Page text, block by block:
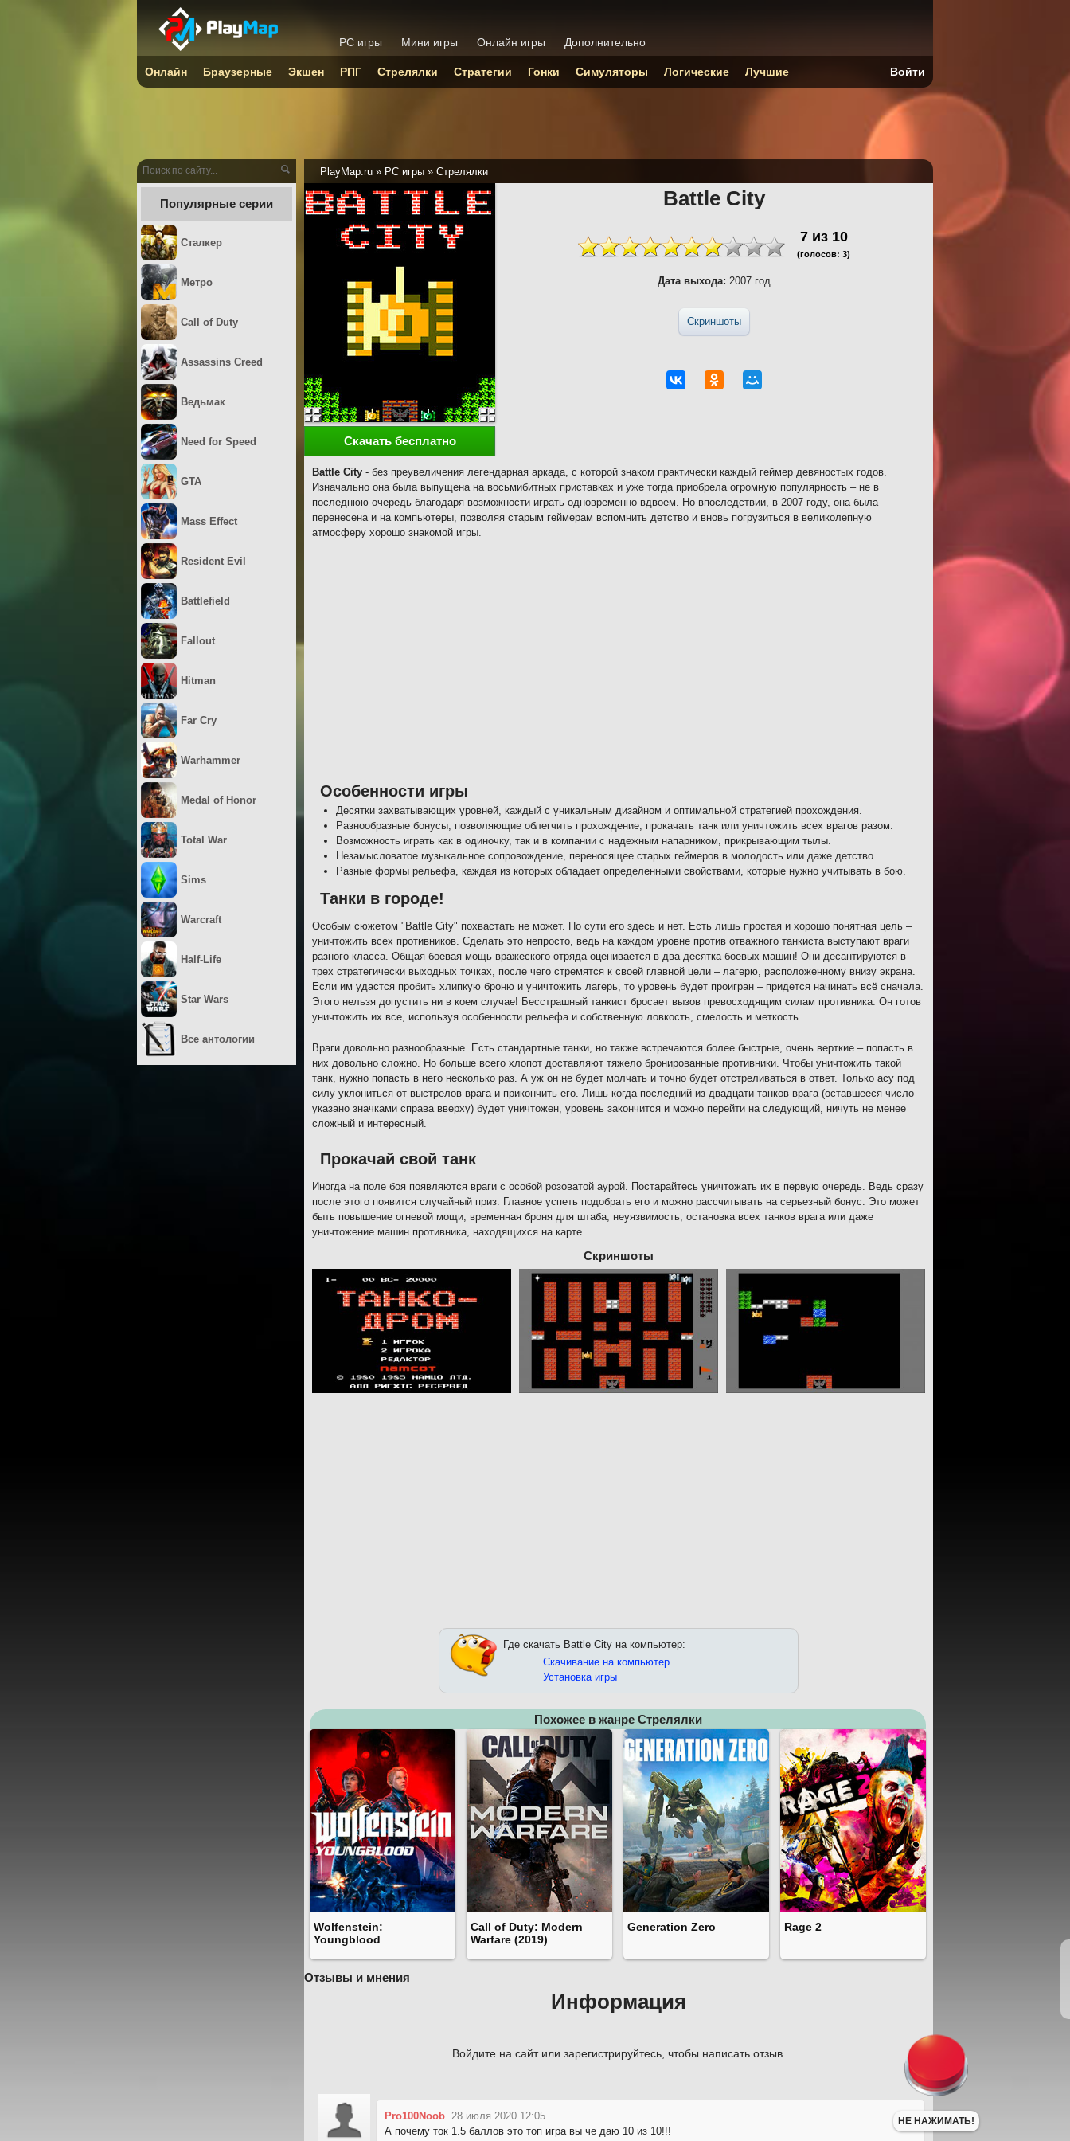
PlayMap.ru » PC игры » Стрелялки
Battle City
7из 10
(голосов: 3)
Дата выхода: 2007 год
Скриншоты
Скачать бесплатно
Battle City - без преувеличения легендарная аркада, с которой знаком практически каждый геймер девяностых годов.
Изначально она была выпущена на восьмибитных приставках и уже тогда приобрела огромную популярность – не в
последнюю очередь благодаря возможности играть одновременно вдвоем. Но впоследствии, в 2007 году, она была
перенесена и на компьютеры, позволяя старым геймерам вспомнить детство и вновь погрузиться в великолепную
атмосферу хорошо знакомой игры.
Особенности игры
Десятки захватывающих уровней, каждый с уникальным дизайном и оптимальной стратегией прохождения.
Разнообразные бонусы, позволяющие облегчить прохождение, прокачать танк или уничтожить всех врагов разом.
Возможность играть как в одиночку, так и в компании с надежным напарником, прикрывающим тылы.
Незамысловатое музыкальное сопровождение, переносящее старых геймеров в молодость или даже детство.
Разные формы рельефа, каждая из которых обладает определенными свойствами, которые нужно учитывать в бою.
Танки в городе!
Особым сюжетом "Battle City" похвастать не может. По сути его здесь и нет. Есть лишь простая и хорошо понятная цель –
уничтожить всех противников. Сделать это непросто, ведь на каждом уровне против отважного танкиста выступают враги
разного класса. Общая боевая мощь вражеского отряда оценивается в два десятка боевых машин! Они десантируются в
трех стратегически выходных точках, после чего стремятся к своей главной цели – лагерю, расположенному внизу экрана.
Если им удастся пробить хлипкую броню и уничтожить лагерь, то уровень будет проигран – придется начинать всё сначала.
Этого нельзя допустить ни в коем случае! Бесстрашный танкист бросает вызов превосходящим силам противника. Он готов
уничтожить их все, используя особенности рельефа и собственную ловкость, смелость и меткость.
Враги довольно разнообразные. Есть стандартные танки, но также встречаются более быстрые, очень верткие – попасть в
них довольно сложно. Но больше всего хлопот доставляют тяжело бронированные противники. Чтобы уничтожить такой
танк, нужно попасть в него несколько раз. А уж он не будет молчать и точно будет отстреливаться в ответ. Только асу под
силу уклониться от выстрелов врага и прикончить его. Лишь когда последний из двадцати танков врага (оставшееся число
указано значками справа вверху) будет уничтожен, уровень закончится и можно перейти на следующий, ничуть не менее
сложный и интересный.
Прокачай свой танк
Иногда на поле боя появляются враги с особой розоватой аурой. Постарайтесь уничтожать их в первую очередь. Ведь сразу
после этого появится случайный приз. Главное успеть подобрать его и можно рассчитывать на серьезный бонус. Это может
быть повышение огневой мощи, временная броня для штаба, неуязвимость, остановка всех танков врага или даже
уничтожение машин противника, находящихся на карте.
Скриншоты
Где скачать Battle City на компьютер:
Скачивание на компьютер
Установка игры
Похожее в жанре Стрелялки
Wolfenstein:
Youngblood
Call of Duty: Modern
Warfare (2019)
Generation Zero Rage 2
Отзывы и мнения
Информация
Войдите на сайт или зарегистрируйтесь, чтобы написать отзыв.
Pro100Noob 28 июля 2020 12:05
А почему ток 1.5 баллов это топ игра вы че даю 10 из 10!!!
Популярные серии
Сталкер
Метро
Call of Duty
Assassins Creed
Ведьмак
Need for Speed
GTA
Mass Effect
Resident Evil
Battlefield
Fallout
Hitman
Far Cry
Warhammer
Medal of Honor
Total War
Sims
Warcraft
Half-Life
Star Wars
Все антологии
PC игры Мини игры Онлайн игры Дополнительно
Онлайн Браузерные Экшен РПГ Стрелялки Стратегии Гонки Симуляторы Логические Лучшие Войти
НЕ НАЖИМАТЬ!